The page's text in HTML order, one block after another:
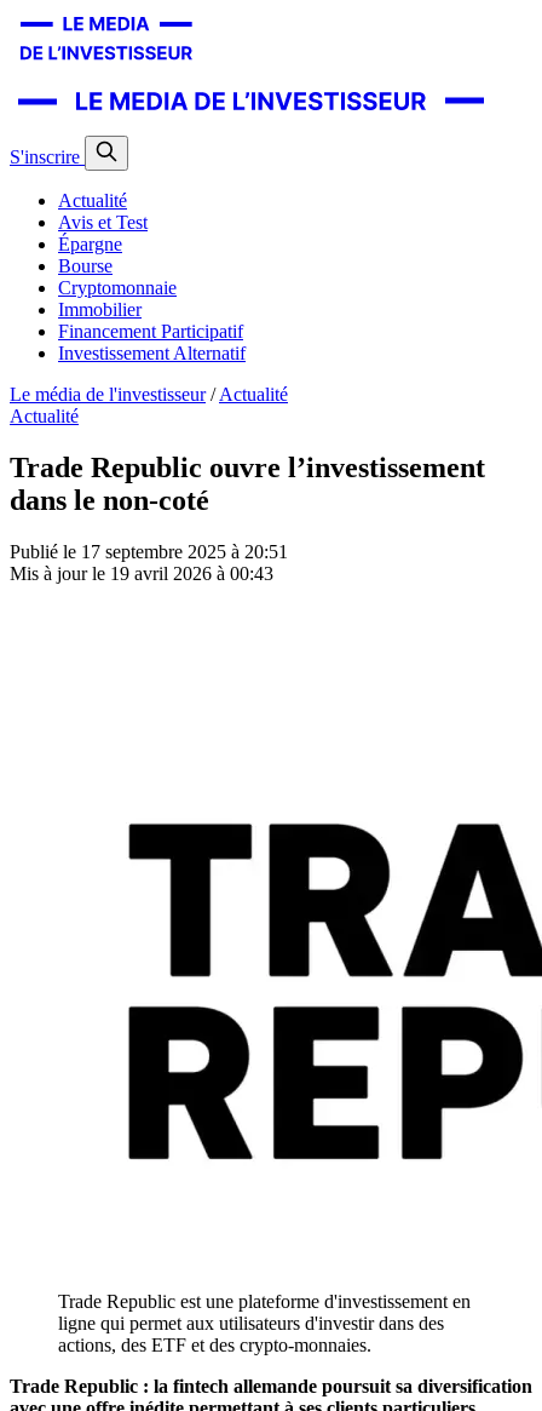
S'inscrire
Actualité
Avis et Test
Épargne
Bourse
Cryptomonnaie
Immobilier
Financement Participatif
Investissement Alternatif
Le média de l'investisseur / Actualité
Actualité
Trade Republic ouvre l’investissement
dans le non-coté
Publié le 17 septembre 2025 à 20:51
Mis à jour le 19 avril 2026 à 00:43
Trade Republic est une plateforme d'investissement en
ligne qui permet aux utilisateurs d'investir dans des
actions, des ETF et des crypto-monnaies.
Trade Republic : la fintech allemande poursuit sa diversification